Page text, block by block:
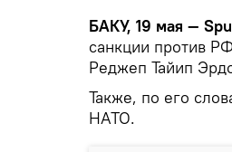
БАКУ, 19 мая —
санкции против
Реджеп Тайип
Также, по его
НАТО.